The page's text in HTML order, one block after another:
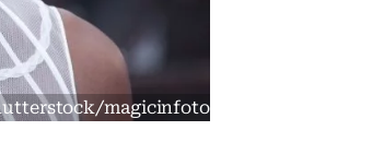
magicinfoto